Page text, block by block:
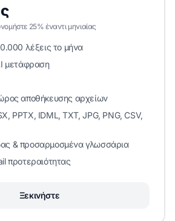
25% έναντι μηνιαίας
λέξεις το μήνα
μετάφραση
αποθήκευσης αρχείων
PPTX, IDML, TXT, JPG, PNG, CSV,
& προσαρμοσμένα γλωσσάρια
προτεραιότητας
Ξεκινήστε